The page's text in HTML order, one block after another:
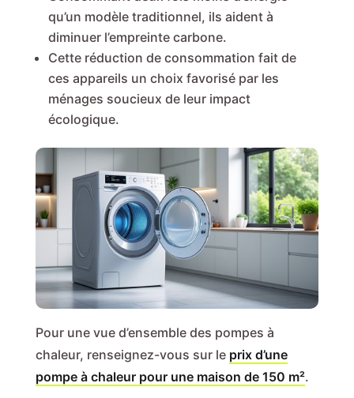
qu’un modèle traditionnel, ils aident à
diminuer l’empreinte carbone.
Cette réduction de consommation fait de
ces appareils un choix favorisé par les
ménages soucieux de leur impact
écologique.
Pour une vue d’ensemble des pompes à
chaleur, renseignez-vous sur le prix d’une
pompe à chaleur pour une maison de 150 m².